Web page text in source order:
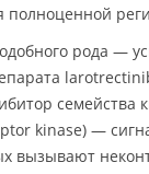
полноценной
рода —
семейства
kinase) —
вызывают